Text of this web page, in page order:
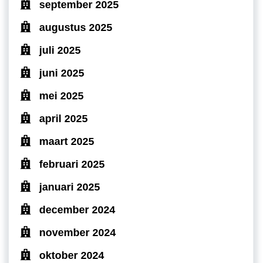
september 2025
augustus 2025
juli 2025
juni 2025
mei 2025
april 2025
maart 2025
februari 2025
januari 2025
december 2024
november 2024
oktober 2024